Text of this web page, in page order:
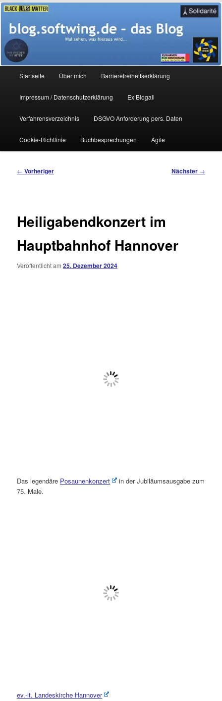
Zum
primären
Inhalt
springen
blog.softwing.de – das Blog
Mal sehen, was hieraus wird…
Startseite Über mich Barrierefreiheitserklärung
Impressum / Datenschutzerklärung Ex Blogall
Verfahrensverzeichnis DSGVO Anforderung pers. Daten
Cookie-Richtlinie Buchbesprechungen Agile
Beitragsnavigation
← Vorheriger Nächster →
Heiligabendkonzert im
Hauptbahnhof Hannover
Veröffentlicht am25. Dezember 2024
Das legendäre Posaunenkonzert
in der Jubiläumsausgabe zum
75. Male.
ev.-lt. Landeskirche Hannover